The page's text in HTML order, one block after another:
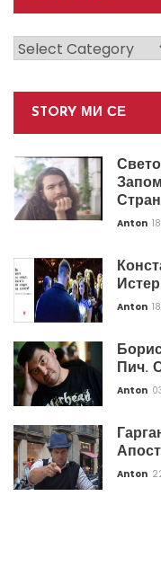
Категории
STORY МИ СЕ
Anton
Anton
Пич.
Anton
Anton